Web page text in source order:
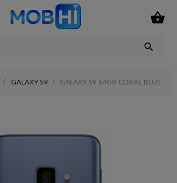


GALAXY S9 GALAXY S9 64GB CORAL BLUE